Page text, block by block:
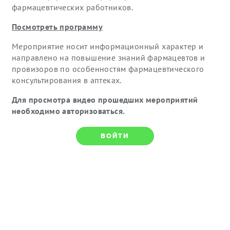
фармацевтических работников.
Посмотреть программу
Мероприятие носит информационный характер и
направлено на повышение знаний фармацевтов и
провизоров по особенностям фармацевтического
консультирования в аптеках.
Для просмотра видео прошедших мероприятий
необходимо авторизоваться.
ВОЙТИ